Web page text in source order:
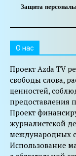
Защита
O нас
Проект Azda TV
свободы слова,
ценностей,
предоставления
Проект
журналистской
международных
Использование